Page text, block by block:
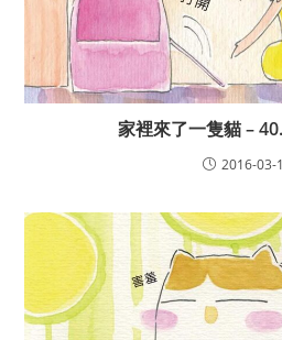
家裡來了一隻貓 –
2016-03-